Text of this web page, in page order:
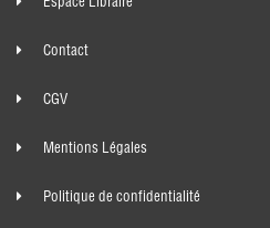
Contact
CGV
Mentions Légales
Politique de confidentialité